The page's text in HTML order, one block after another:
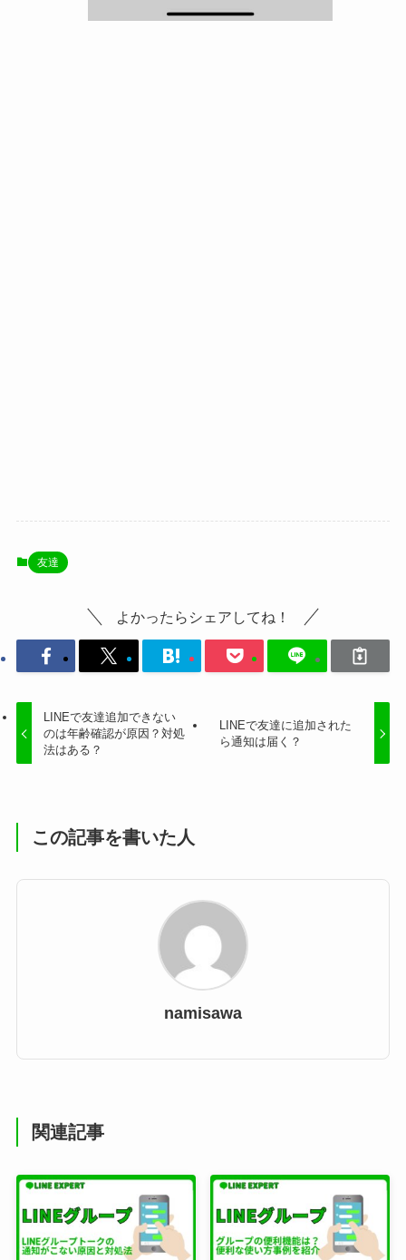
友達
よかったらシェアしてね！
LINEで友達追加できない
のは年齢確認が原因？対処
法はある？
LINEで友達に追加された
ら通知は届く？
この記事を書いた人
namisawa
関連記事